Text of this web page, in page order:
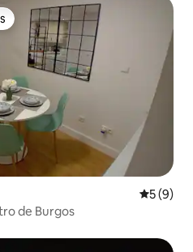
más destacados
5 (9)
de Burgos